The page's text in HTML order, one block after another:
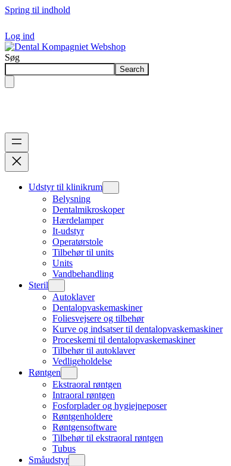
Spring til indhold
Log ind
Søg
Search
Udstyr til klinikrum
Belysning
Dentalmikroskoper
Hærdelamper
It-udstyr
Operatørstole
Tilbehør til units
Units
Vandbehandling
Steril
Autoklaver
Dentalopvaskemaskiner
Foliesvejsere og tilbehør
Kurve og indsatser til dentalopvaskemaskiner
Proceskemi til dentalopvaskemaskiner
Tilbehør til autoklaver
Vedligeholdelse
Røntgen
Ekstraoral røntgen
Intraoral røntgen
Fosforplader og hygiejneposer
Røntgenholdere
Røntgensoftware
Tilbehør til ekstraoral røntgen
Tubus
Småudstyr